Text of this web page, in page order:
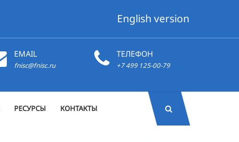
English version
EMAIL
fnisc@fnisc.ru
ТЕЛЕФОН
+7 499 125-00-79
РЕСУРСЫ КОНТАКТЫ